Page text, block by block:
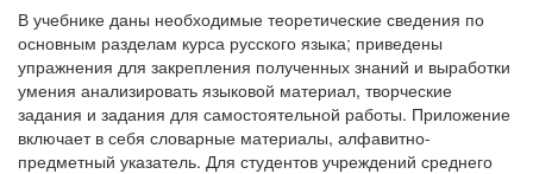
В учебнике даны необходимые теоретические сведения по
основным разделам курса русского языка; приведены
упражнения для закрепления полученных знаний и выработки
умения анализировать языковой материал, творческие
задания и задания для самостоятельной работы. Приложение
включает в себя словарные материалы, алфавитно-
предметный указатель. Для студентов учреждений среднего